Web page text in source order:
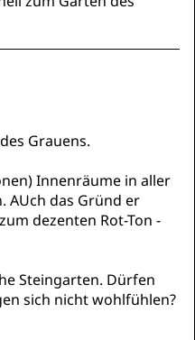
Grauens.
Innenräume in aller
AUch das Gründ er
dezenten Rot-Ton -
Steingarten. Dürfen
sich nicht wohlfühlen?